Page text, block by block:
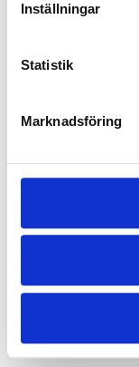
Inställningar
Statistik
Marknadsföring